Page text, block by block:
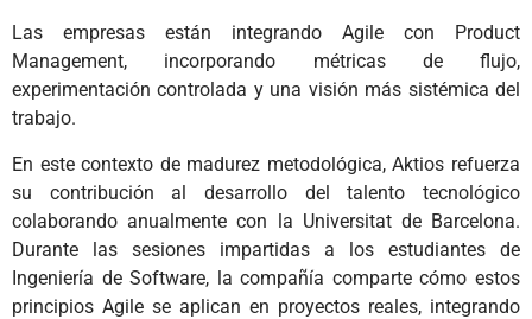
Las empresas están integrando Agile con Product
Management, incorporando métricas de flujo,
experimentación controlada y una visión más sistémica del
trabajo.
En este contexto de madurez metodológica, Aktios refuerza
su contribución al desarrollo del talento tecnológico
colaborando anualmente con la Universitat de Barcelona.
Durante las sesiones impartidas a los estudiantes de
Ingeniería de Software, la compañía comparte cómo estos
principios Agile se aplican en proyectos reales, integrando